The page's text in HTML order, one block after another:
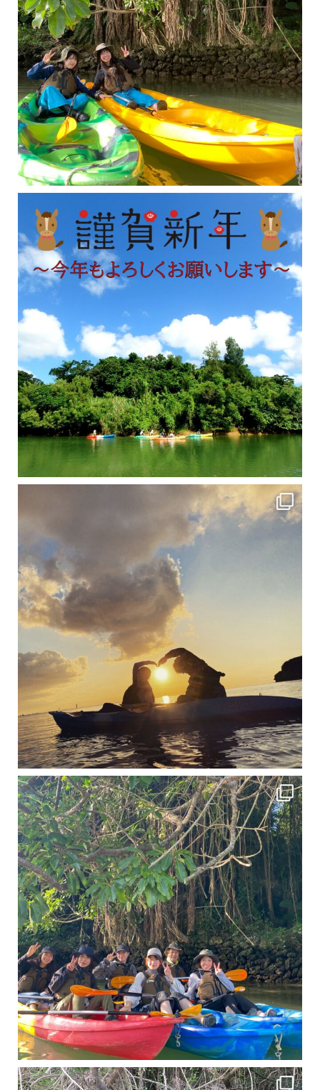
修学旅行シーズンも終わり、一気に冷え込んできました。 2025年今年もあっという間に終
12月に入り、沖縄も流石に半袖では過ごせなくなってきました
ですが、日中はまだ20℃
11月となり沖縄も寒くなってきましたが まだまだ沖縄は半袖です
この時期は、修学旅行